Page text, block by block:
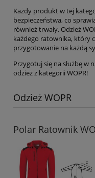
Każdy produkt w tej
bezpieczeństwa, co
również trwały. Odzież
każdego ratownika, który
przygotowanie na każdą
Przygotuj się na służbę w
odzież z kategorii WOPR!
Odzież WOPR
Polar Ratownik